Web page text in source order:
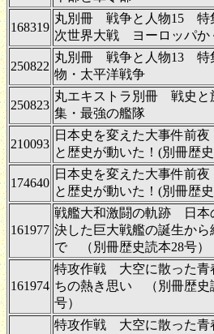
168319
丸別冊 戦争と人物15 特
次世界大戦 ヨーロッパか
250822
丸別冊 戦争と人物13 特
物・太平洋戦争
250823
丸エキストラ別冊 戦史
集・最強の艦隊
210093
日本史を変えた大事件前
と歴史が動いた！(別冊歴
174640
日本史を変えた大事件前
と歴史が動いた！(別冊歴
161977
戦艦大和激闘の軌跡 日本
決した巨大戦艦の誕生から
で （別冊歴史読本28号）
161974
特攻作戦 大空に散った青
ちの熱き思い （別冊歴史
号）
特攻作戦 大空に散った青